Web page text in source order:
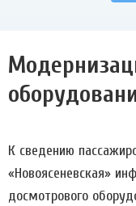
К сведению
«Новоясеневская»
досмотрового